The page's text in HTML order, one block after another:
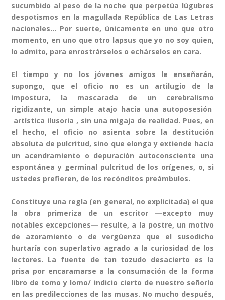
sucumbido al peso de la noche que perpetúa lúgubres
despotismos en la magullada República de Las Letras
nacionales… Por suerte, únicamente en uno que otro
momento, en uno que otro lapsus que yo no soy quien,
lo admito, para enrostrárselos o echárselos en cara.
El tiempo y no los jóvenes amigos le enseñarán,
supongo, que el oficio no es un artilugio de la
impostura, la mascarada de un cerebralismo
rigidizante, un simple atajo hacia una autoposesión
artística ilusoria , sin una migaja de realidad. Pues, en
el hecho, el oficio no asienta sobre la destitución
absoluta de pulcritud, sino que elonga y extiende hacia
un acendramiento o depuración autoconsciente una
espontánea y germinal pulcritud de los orígenes, o, si
ustedes prefieren, de los recónditos preámbulos.
Constituye una regla (en general, no explicitada) el que
la obra primeriza de un escritor —excepto muy
notables excepciones— resulte, a la postre, un motivo
de azoramiento o de vergüenza que el susodicho
hurtaría con superlativo agrado a la curiosidad de los
lectores. La fuente de tan tozudo desacierto es la
prisa por encaramarse a la consumación de la forma
libro de tomo y lomo/ indicio cierto de nuestro señorío
en las predilecciones de las musas. No mucho después,